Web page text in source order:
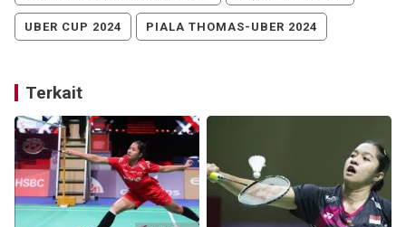
UBER CUP 2024 PIALA THOMAS-UBER 2024
Terkait